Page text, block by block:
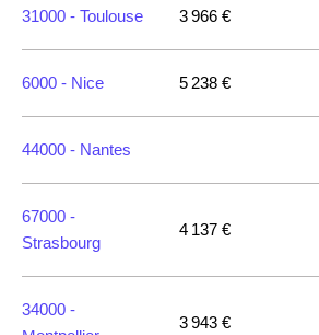
31000 - Toulouse 3 966 €
6000 - Nice 5 238 €
44000 - Nantes
67000 -
Strasbourg
4 137 €
34000 -
3 943 €